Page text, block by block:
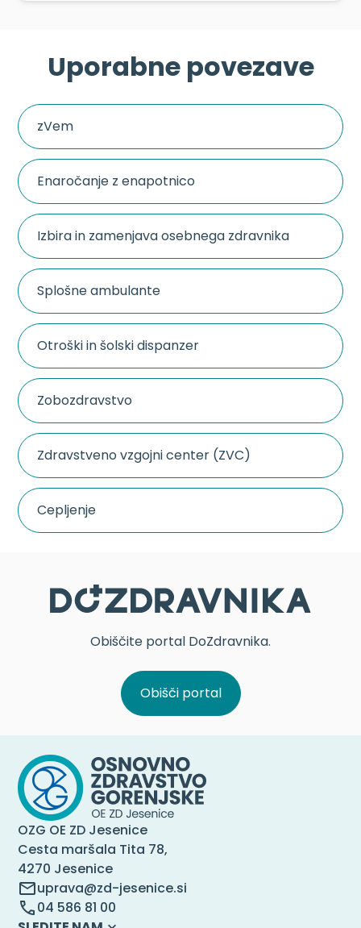
Uporabne povezave
zVem
Enaročanje z enapotnico
Izbira in zamenjava osebnega zdravnika
Splošne ambulante
Otroški in šolski dispanzer
Zobozdravstvo
Zdravstveno vzgojni center (ZVC)
Cepljenje
Obiščite portal DoZdravnika.
Obišči portal
OZG OE ZD Jesenice
Cesta maršala Tita 78,
4270 Jesenice
uprava@zd-jesenice.si
04 586 81 00